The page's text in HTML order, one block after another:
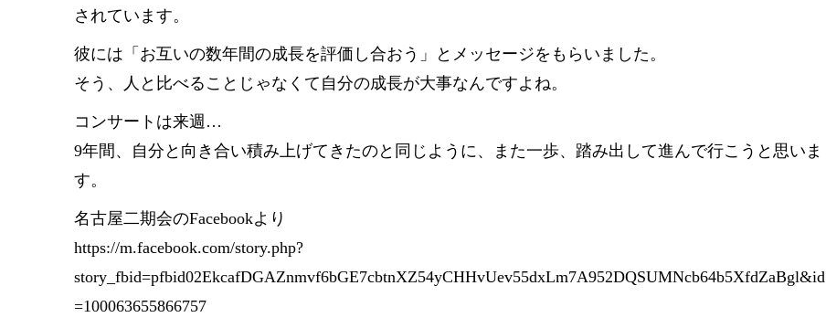
されています。
彼には「お互いの数年間の成長を評価し合おう」とメッセージをもらいました。
そう、人と比べることじゃなくて自分の成長が大事なんですよね。
コンサートは来週…
9年間、自分と向き合い積み上げてきたのと同じように、また一歩、踏み出して進んで行こうと思いま
す。
名古屋二期会のFacebookより
https://m.facebook.com/story.php?
story_fbid=pfbid02EkcafDGAZnmvf6bGE7cbtnXZ54yCHHvUev55dxLm7A952DQSUMNcb64b5XfdZaBgl&id
=100063655866757